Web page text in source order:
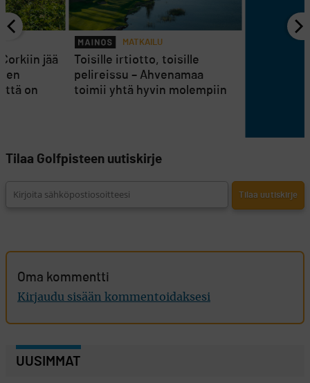
MATKAILU
Toisille irtiotto, toisille
pelireissu – Ahvenamaa
toimii yhtä hyvin molempiin
jää
on
Tilaa Golfpisteen uutiskirje
Oma kommentti
Kirjaudu sisään kommentoidaksesi
UUSIMMAT